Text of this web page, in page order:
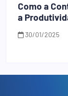
Como a
a
30/01/2025